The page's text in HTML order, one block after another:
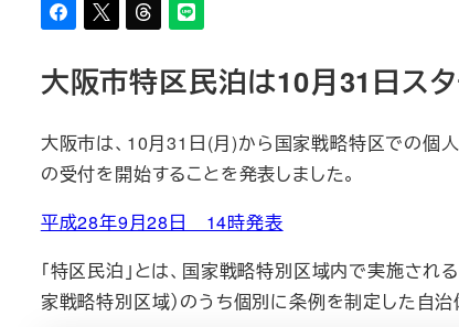
大阪市特区民泊は10月31日スタ
大阪市は、10月31日(月)から国家戦略特区での個
の受付を開始することを発表しました。
平成28年9月28日 14時発表
「特区民泊」とは、国家戦略特別区域内で実施され
家戦略特別区域）のうち個別に条例を制定した自治